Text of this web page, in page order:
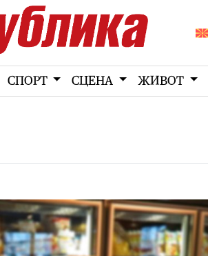
СПОРТ СЦЕНА ЖИВОТ